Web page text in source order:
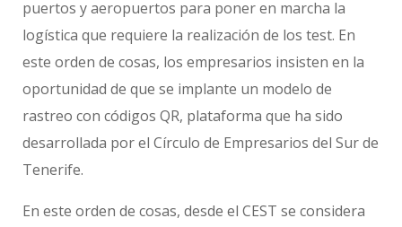
puertos y aeropuertos para poner en marcha la
logística que requiere la realización de los test. En
este orden de cosas, los empresarios insisten en la
oportunidad de que se implante un modelo de
rastreo con códigos QR, plataforma que ha sido
desarrollada por el Círculo de Empresarios del Sur de
Tenerife.
En este orden de cosas, desde el CEST se considera